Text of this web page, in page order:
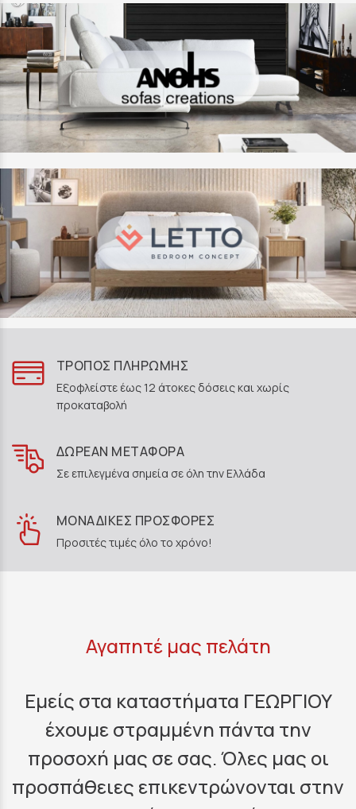
ΤΡΟΠΟΣ ΠΛΗΡΩΜΗΣ
Εξοφλείστε έως 12 άτοκες δόσεις και χωρίς
προκαταβολή
ΔΩΡΕΑΝ ΜΕΤΑΦΟΡΑ
Σε επιλεγμένα σημεία σε όλη την Ελλάδα
ΜΟΝΑΔΙΚΕΣ ΠΡΟΣΦΟΡΕΣ
Προσιτές τιμές όλο το χρόνο!
Αγαπητέ μας πελάτη
Εμείς στα καταστήματα ΓΕΩΡΓΙΟΥ
έχουμε στραμμένη πάντα την
προσοχή μας σε σας. Όλες μας οι
προσπάθειες επικεντρώνονται στην